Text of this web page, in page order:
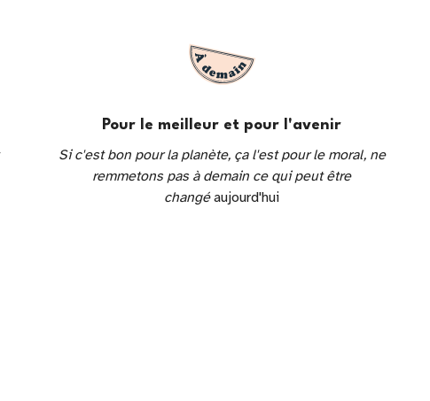
Pour le meilleur et pour l'avenir
Si c'est bon pour la planète, ça l'est pour le moral, ne
remmetons pas à demain ce qui peut être
changéaujourd'hui